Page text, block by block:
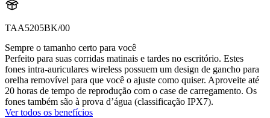
TAA5205BK/00
Sempre o tamanho certo para você
Perfeito para suas corridas matinais e tardes no escritório. Estes
fones intra-auriculares wireless possuem um design de gancho para
orelha removível para que você o ajuste como quiser. Aproveite até
20 horas de tempo de reprodução com o case de carregamento. Os
fones também são à prova d’água (classificação IPX7).
Ver todos os benefícios